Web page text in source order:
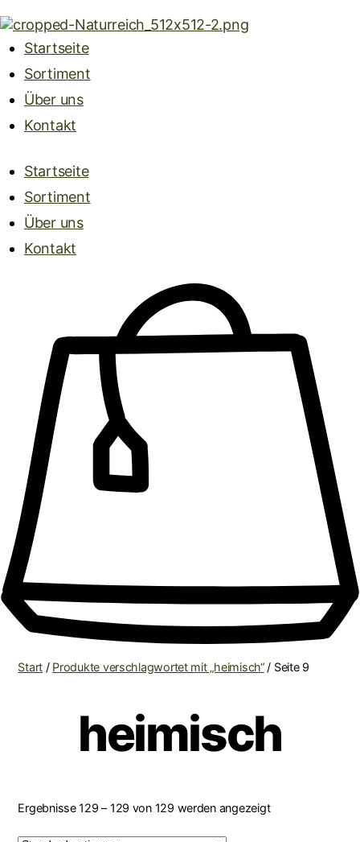
Startseite
Sortiment
Über uns
Kontakt
Startseite
Sortiment
Über uns
Kontakt
Start / Produkte verschlagwortet mit „heimisch“/ Seite 9
heimisch
Ergebnisse 129 – 129 von 129 werden angezeigt